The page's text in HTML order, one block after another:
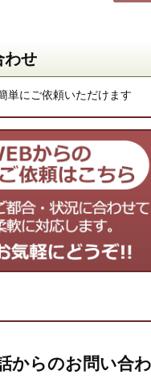
わせ
単にご依頼いただけます
からのお問い合